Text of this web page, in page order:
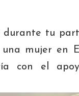
tu
mujer en
con el